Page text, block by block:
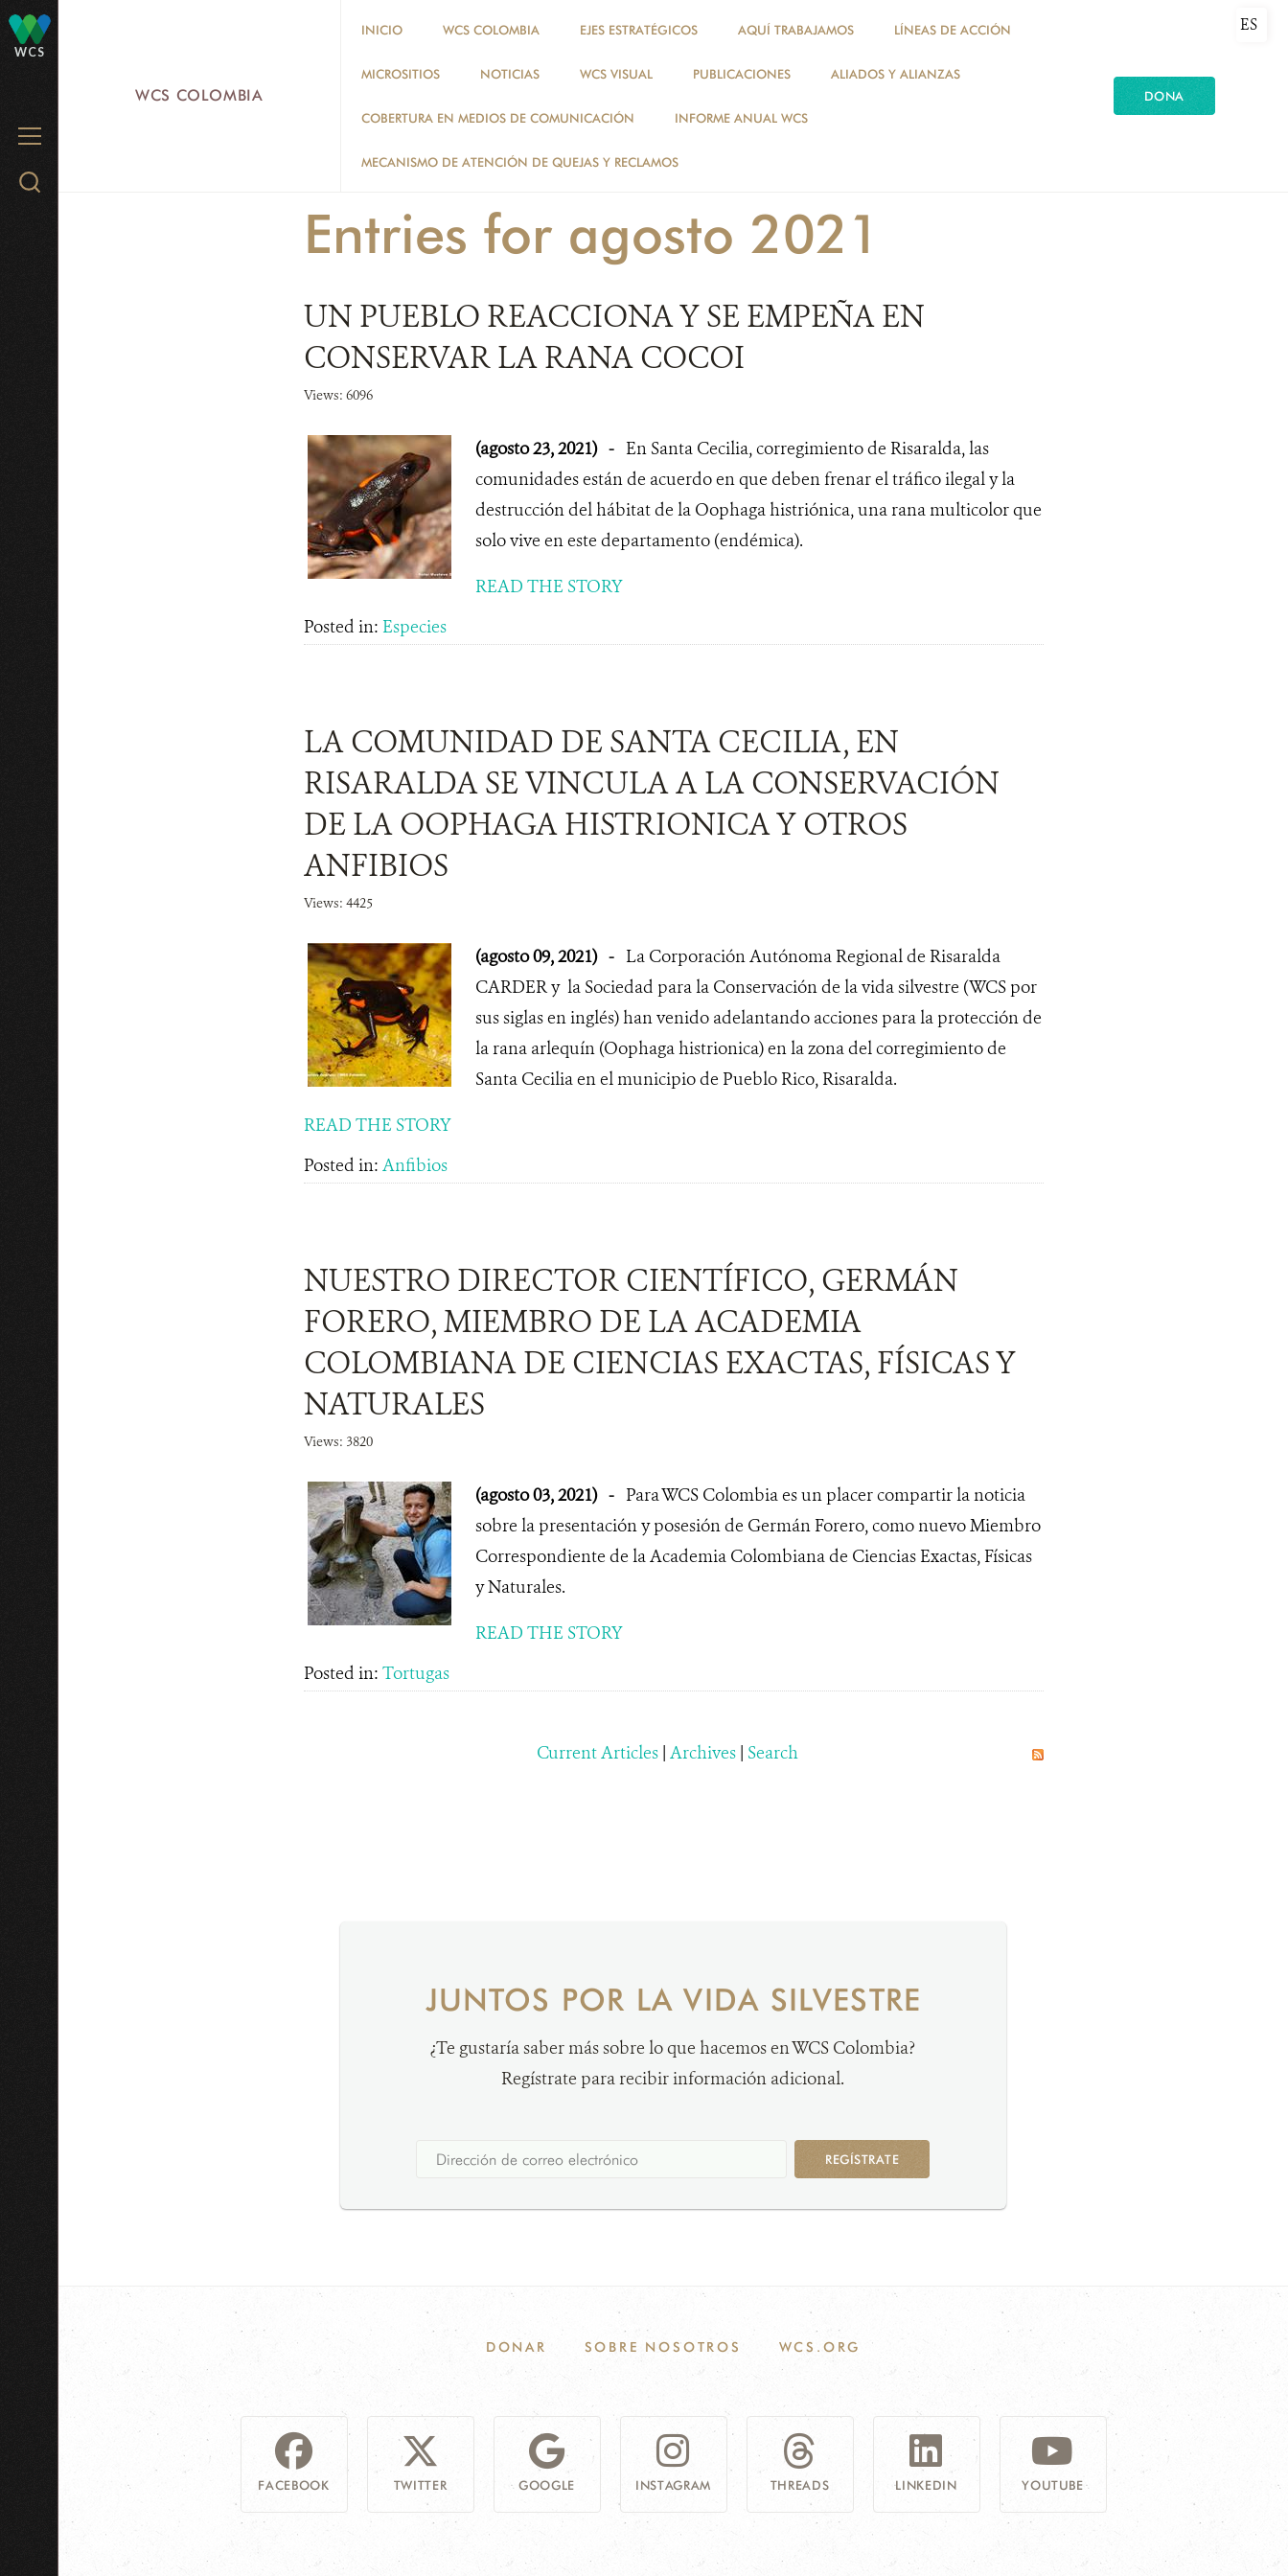
WCS
MENU
Search
WCS COLOMBIA
INICIO WCS COLOMBIA EJES ESTRATÉGICOS AQUÍ TRABAJAMOS LÍNEAS DE ACCIÓN
MICROSITIOS NOTICIAS WCS VISUAL PUBLICACIONES ALIADOS Y ALIANZAS
COBERTURA EN MEDIOS DE COMUNICACIÓN INFORME ANUAL WCS
MECANISMO DE ATENCIÓN DE QUEJAS Y RECLAMOS
DONA
ES
NOTICIAS
Entries for agosto 2021
UN PUEBLO REACCIONA Y SE EMPEÑA EN
CONSERVAR LA RANA COCOI
Views: 6096
(agosto 23, 2021) - En Santa Cecilia, corregimiento de Risaralda, las
comunidades están de acuerdo en que deben frenar el tráfico ilegal y la
destrucción del hábitat de la Oophaga histriónica, una rana multicolor que
solo vive en este departamento (endémica).
READ THE STORY
Posted in: Especies
LA COMUNIDAD DE SANTA CECILIA, EN
RISARALDA SE VINCULA A LA CONSERVACIÓN
DE LA OOPHAGA HISTRIONICA Y OTROS
ANFIBIOS
Views: 4425
(agosto 09, 2021) - La Corporación Autónoma Regional de Risaralda
CARDER y la Sociedad para la Conservación de la vida silvestre (WCS por
sus siglas en inglés) han venido adelantando acciones para la protección de
la rana arlequín (Oophaga histrionica) en la zona del corregimiento de
Santa Cecilia en el municipio de Pueblo Rico, Risaralda.
READ THE STORY
Posted in: Anfibios
NUESTRO DIRECTOR CIENTÍFICO, GERMÁN
FORERO, MIEMBRO DE LA ACADEMIA
COLOMBIANA DE CIENCIAS EXACTAS, FÍSICAS Y
NATURALES
Views: 3820
(agosto 03, 2021) - Para WCS Colombia es un placer compartir la noticia
sobre la presentación y posesión de Germán Forero, como nuevo Miembro
Correspondiente de la Academia Colombiana de Ciencias Exactas, Físicas
y Naturales.
READ THE STORY
Posted in: Tortugas
Current Articles | Archives | Search
JUNTOS POR LA VIDA SILVESTRE
¿Te gustaría saber más sobre lo que hacemos en WCS Colombia?
Regístrate para recibir información adicional.
REGÍSTRATE
DONAR SOBRE NOSOTROS WCS.ORG
FACEBOOK TWITTER GOOGLE INSTAGRAM THREADS LINKEDIN YOUTUBE